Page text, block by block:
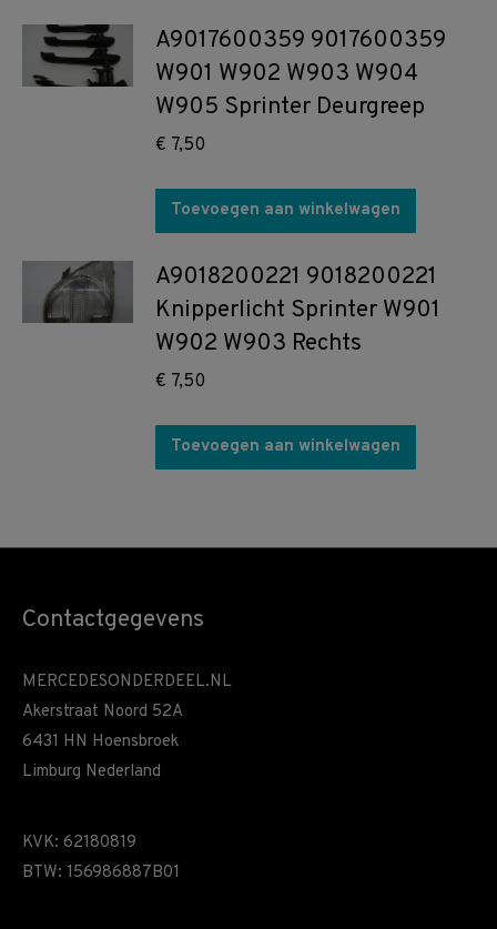
A9017600359 9017600359
W901 W902 W903 W904
W905 Sprinter Deurgreep
€ 7,50
Toevoegen aan winkelwagen
A9018200221 9018200221
Knipperlicht Sprinter W901
W902 W903 Rechts
€ 7,50
Toevoegen aan winkelwagen
Contactgegevens
MERCEDESONDERDEEL.NL
Akerstraat Noord 52A
6431 HN Hoensbroek
Limburg Nederland
KVK: 62180819
BTW: 156986887B01